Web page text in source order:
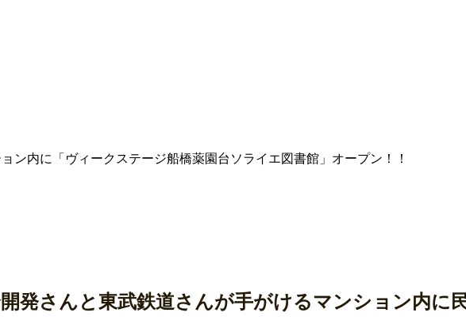
ン内に「ヴィークステージ船橋薬園台ソライエ図書館」オープン！！
発さんと東武鉄道さんが手がけるマンション内に